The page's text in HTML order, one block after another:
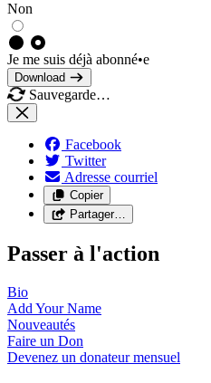
Non
Je me suis déjà abonné•e
Download
Sauvegarde…
Facebook
Twitter
Adresse courriel
Copier
Partager…
Passer à l'action
Bio
Add YourName
Nouveautés
Faire un Don
Devenez un donateurmensuel